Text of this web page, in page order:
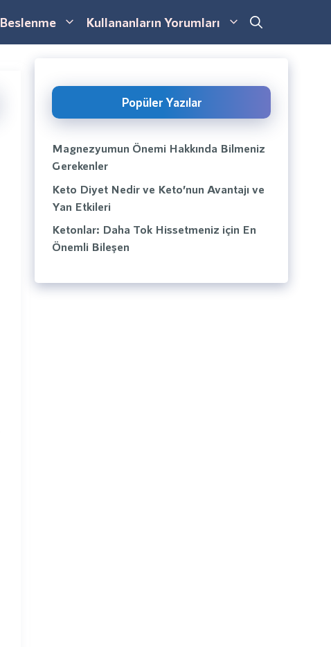
Beslenme Kullananların Yorumları
Popüler Yazılar
Magnezyumun Önemi Hakkında Bilmeniz
Gerekenler
Keto Diyet Nedir ve Keto’nun Avantajı ve
Yan Etkileri
Ketonlar: Daha Tok Hissetmeniz için En
Önemli Bileşen